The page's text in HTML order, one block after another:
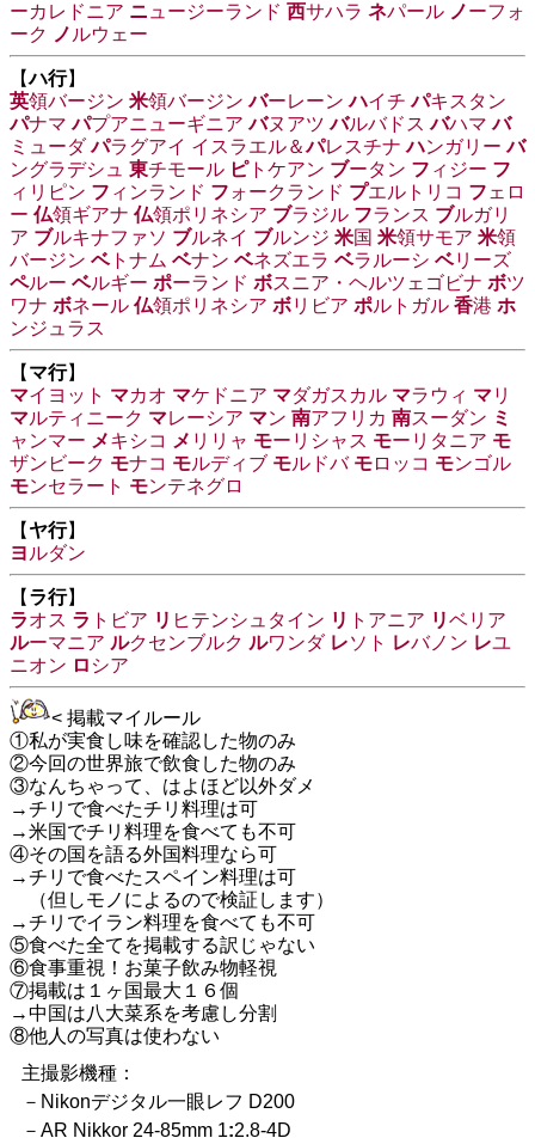
ーカレドニア ニ ュージーランド 西サハラ ネパール ノーフォ
ーク ノ ルウェー
【ハ行】
英領バージン 米領バージン バーレーン ハイチ パキスタン
パナマ パプアニューギニア バヌアツ バルバドス バハマ バ
ミューダ パラグアイ イスラエル＆パレスチナ ハンガリー バ
ングラデシュ 東チモール ピトケアン ブータン フ ィジー フ
ィリピン フ ィンランド フ ォークランド プエルトリコ フ ェロ
ー 仏領ギアナ 仏領ポリネシア ブラジル フランス ブルガリ
ア ブルキナファソ ブルネイ ブルンジ 米国 米領サモア 米領
バージン ベトナム ベナン ベネズエラ ベラルーシ ベリーズ
ペルー ベルギー ポーランド ボスニア・ヘルツェゴビナ ボツ
ワナ ボネール 仏領ポリネシア ボリビア ポルトガル 香港 ホ
ンジュラス
【 マ行】
マイヨット マカオ マケドニア マダガスカル マラウィ マ リ
マルティニーク マレーシア マン 南アフリカ 南スーダン ミ
ャンマー メキシコ メ リリャ モーリシャス モーリタニア モ
ザンビーク モナコ モルディブ モルドバ モロッコ モンゴル
モンセラート モンテネグロ
【 ヤ行】
ヨ ルダン
【 ラ行】
ラオス ラ トビア リ ヒテンシュタイン リ トアニア リベリア
ルーマニア ルクセンブルク ルワンダ レソト レバノン レユ
ニオン ロ シア
< 掲載マイルール
①私が実食し味を確認した物のみ
②今回の世界旅で飲食した物のみ
③なんちゃって、はよほど以外ダメ
→チリで食べたチリ料理は可
→米国でチリ料理を食べても不可
④その国を語る外国料理なら可
→チリで食べたスペイン料理は可
（但しモノによるので検証します）
→チリでイラン料理を食べても不可
⑤食べた全てを掲載する訳じゃない
⑥食事重視！お菓子飲み物軽視
⑦掲載は１ヶ国最大１６個
→中国は八大菜系を考慮し分割
⑧他人の写真は使わない
主撮影機種：
－Nikonデジタル一眼レフ D200
－AR Nikkor 24-85mm 1:2.8-4D